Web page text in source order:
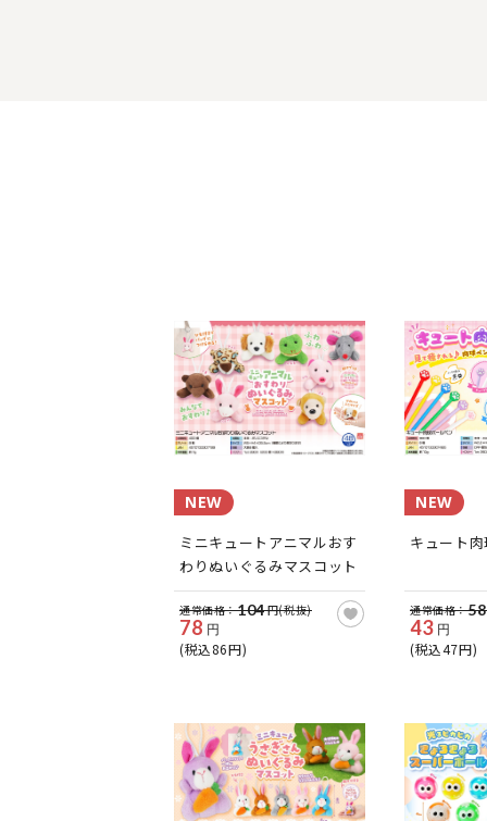
NEW
ミニキュートアニマルおす
わりぬいぐるみマスコット
通常価格：104円(税抜)
78 円
(税込86円)
NEW
キュート
通常価格：58
43 円
(税込47円)